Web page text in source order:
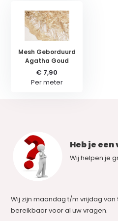
Mesh Geborduurd
Agatha Goud
€ 7,90
Per meter
Heb je
Wij helpen je
Wij zijn maandag t/m vrijdag van
bereikbaar voor al uw vragen.